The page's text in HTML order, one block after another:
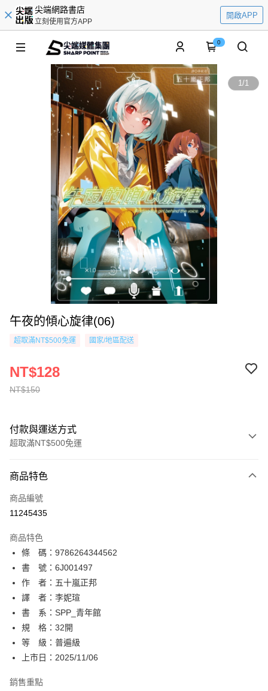
尖端網路書店
立刻使用官方APP
開啟APP
0
1/1
午夜的傾心旋律(06)
超取滿NT$500免運 國家/地區配送
NT$150
NT$128
付款與運送方式
超取滿NT$500免運
信用卡一次付款
超商取貨付款
相關說明
【關於「AFTEE先享後付」】
AFTEE先享後付是「在收到商品之後才付款」的支付方式。 讓您購物簡單
便利好安心！
１．簡單：不需註冊會員、不需綁卡、不需儲值。
２．便利：只要手機號碼，簡訊認證，即可結帳。
３．安心：先確認商品／服務後，再付款。
【「AFTEE先享後付」結帳流程】
１．於結帳方式選擇「AFTEE先享後付」後，將跳轉至「AFTEE先享後付」
結帳頁面，進行簡訊認證並確認金額後，即可完成結帳。
２．訂單成立數日內，您將收到繳費通知簡訊。
ATM／網路銀行／等多元方式進行付款，方視為交易完成。
ATM付款
運送方式
全家取貨付款
每筆NT$80，滿NT$500(含以上)免運費
付款後全家取貨
商品特色
商品編號
11245435
商品特色
條 碼：9786264344562
書 號：6J001497
作 者：五十嵐正邦
譯 者：李妮瑄
書 系：SPP_青年館
規 格：32開
等 級：普遍級
上市日：2025/11/06
銷售重點